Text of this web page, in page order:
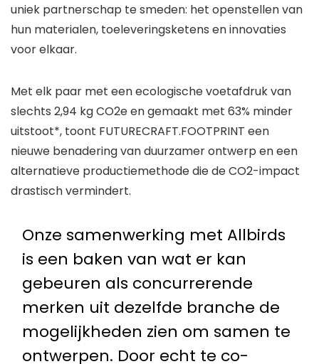
uniek partnerschap te smeden: het openstellen van
hun materialen, toeleveringsketens en innovaties
voor elkaar.
Met elk paar met een ecologische voetafdruk van
slechts 2,94 kg CO2e en gemaakt met 63% minder
uitstoot*, toont FUTURECRAFT.FOOTPRINT een
nieuwe benadering van duurzamer ontwerp en een
alternatieve productiemethode die de CO2-impact
drastisch vermindert.
Onze samenwerking met Allbirds
is een baken van wat er kan
gebeuren als concurrerende
merken uit dezelfde branche de
mogelijkheden zien om samen te
ontwerpen. Door echt te co-